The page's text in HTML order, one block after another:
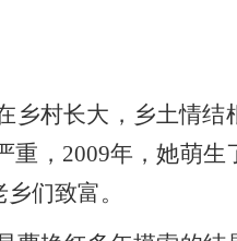
村长大，乡土情结
，2009年，她萌生
们致富。